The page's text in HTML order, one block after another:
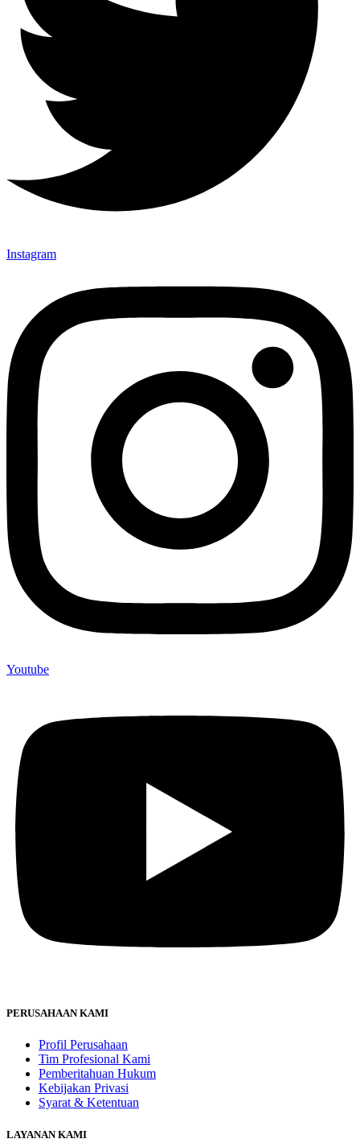
Instagram
Youtube
PERUSAHAAN KAMI
Profil Perusahaan
Tim Profesional Kami
Pemberitahuan Hukum
Kebijakan Privasi
Syarat & Ketentuan
LAYANAN KAMI